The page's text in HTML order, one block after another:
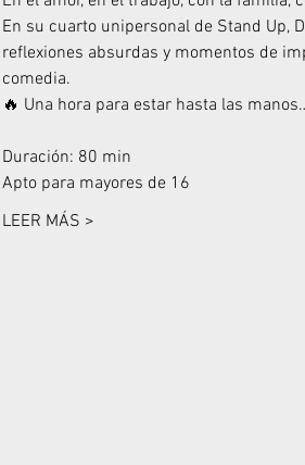
En su cuarto unipersonal de Stand Up,
reflexiones absurdas y momentos de
comedia.
🔥 Una hora para estar hasta las
Duración: 80 min
Apto para mayores de 16
LEER MÁS >